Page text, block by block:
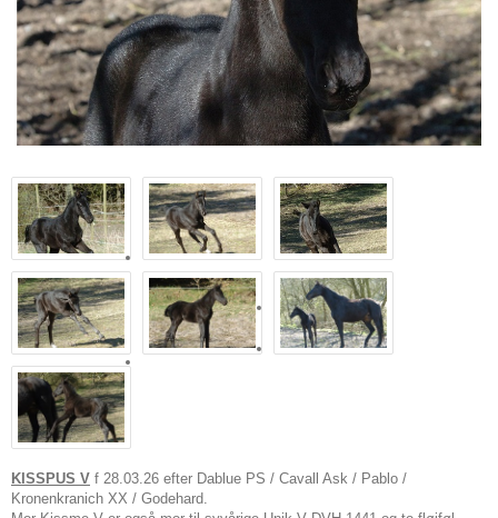
KISSPUS V f 28.03.26 efter Dablue PS / Cavall Ask / Pablo /
Kronenkranich XX / Godehard.